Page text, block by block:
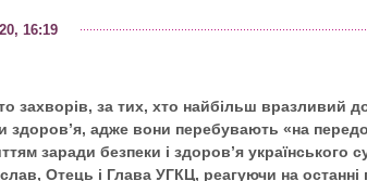
16:19
захворів, за тих, хто найбільш вразливий
здоров’я, адже вони перебувають «на
заради безпеки і здоров’я українського
Отець і Глава УГКЦ, реагуючи на останні